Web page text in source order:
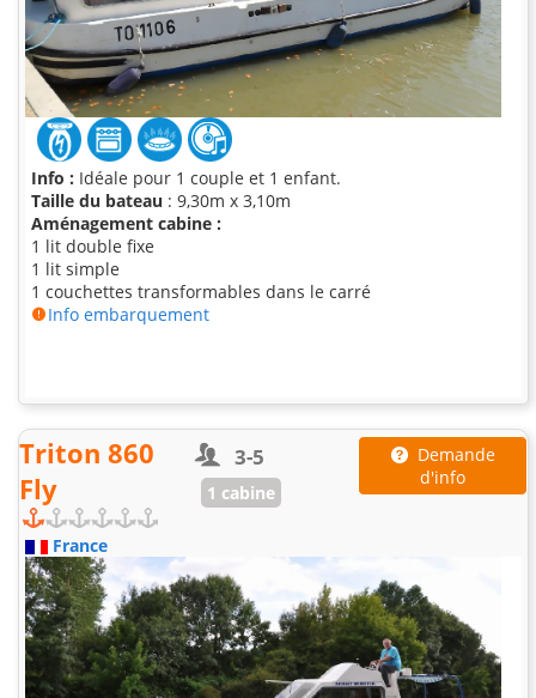
Info : Idéale pour 1 couple et 1 enfant.
Taille du bateau : 9,30m x 3,10m
Aménagement cabine :
1 lit double fixe
1 lit simple
1 couchettes transformables dans le carré
Info embarquement
Triton 860
Fly
3-5
1 cabine
Demande
d'info
France